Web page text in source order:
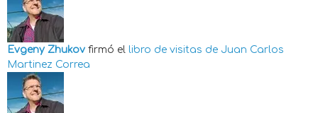
Evgeny Zhukov firmó el libro de visitas de Juan Carlos
Martinez Correa